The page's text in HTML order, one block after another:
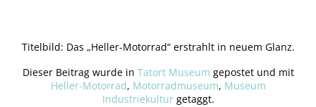
Titelbild: Das „Heller-Motorrad“ erstrahlt in neuem Glanz.
Dieser Beitrag wurde in Tatort Museum gepostet und mit
Heller-Motorrad, Motorradmuseum, Museum
Industriekulturgetaggt.